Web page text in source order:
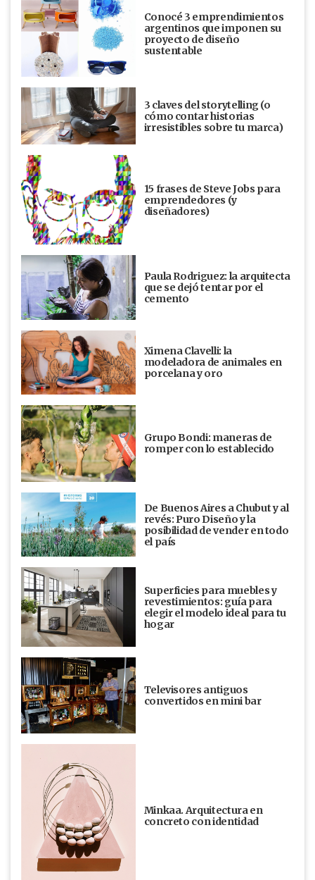
Conocé 3 emprendimientos
argentinos que imponen su
proyecto de diseño
sustentable
3 claves del storytelling (o
cómo contar historias
irresistibles sobre tu marca)
15 frases de Steve Jobs para
emprendedores (y
diseñadores)
Paula Rodriguez: la arquitecta
que se dejó tentar por el
cemento
Ximena Clavelli: la
modeladora de animales en
porcelana y oro
Grupo Bondi: maneras de
romper con lo establecido
De Buenos Aires a Chubut y al
revés: Puro Diseño y la
posibilidad de vender en todo
el país
Superficies para muebles y
revestimientos: guía para
elegir el modelo ideal para tu
hogar
Televisores antiguos
convertidos en mini bar
Minkaa. Arquitectura en
concreto con identidad